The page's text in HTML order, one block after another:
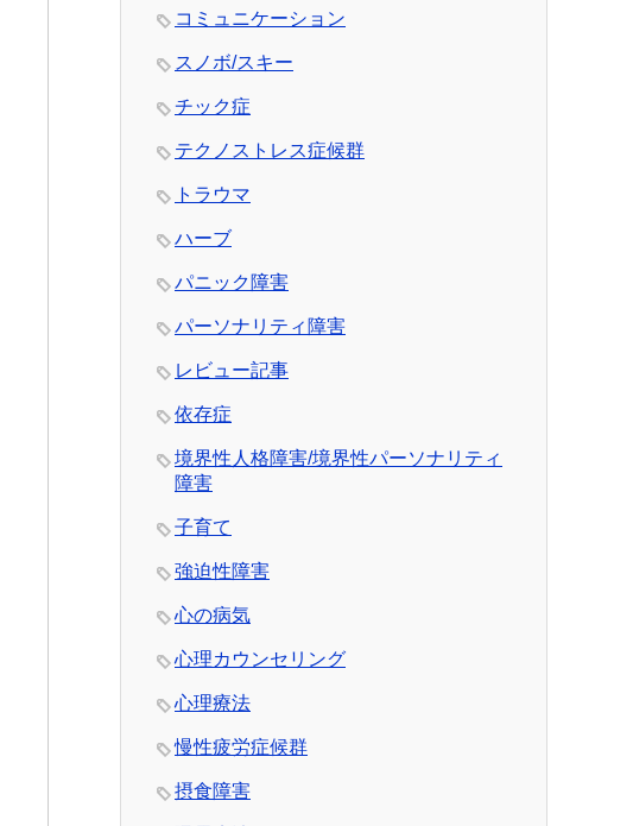
コミュニケーション
スノボ/スキー
チック症
テクノストレス症候群
トラウマ
ハーブ
パニック障害
パーソナリティ障害
レビュー記事
依存症
境界性人格障害/境界性パーソナリティ
障害
子育て
強迫性障害
心の病気
心理カウンセリング
心理療法
慢性疲労症候群
摂食障害